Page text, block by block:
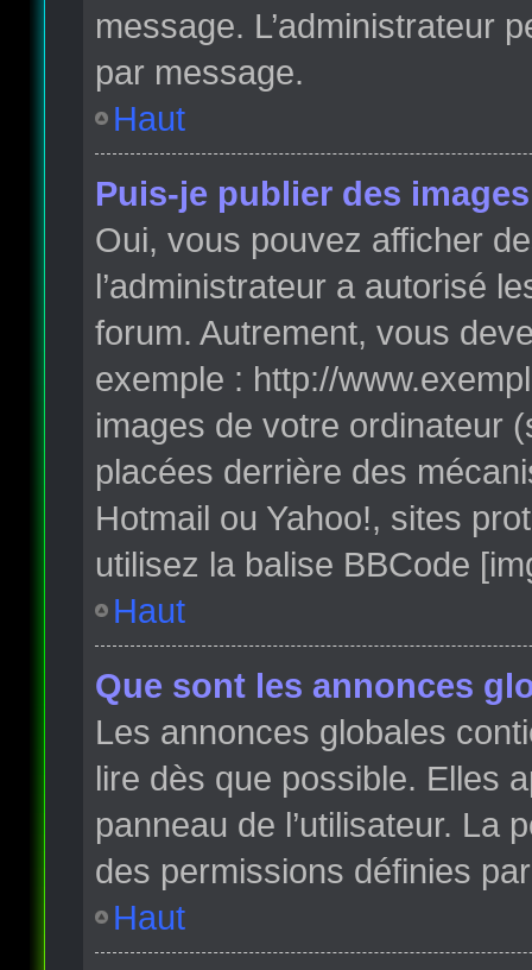
message. L’administrateur
par message.
Haut
Puis-je publier des
Oui, vous pouvez afficher
l’administrateur a autorisé
forum. Autrement, vous
exemple : http://
images de votre ordinateur
placées derrière des
Hotmail ou Yahoo!, sites
utilisez la balise BBCode
Haut
Que sont les annonces
Les annonces globales
lire dès que possible. Elles
panneau de l’utilisateur. La
des permissions définies
Haut